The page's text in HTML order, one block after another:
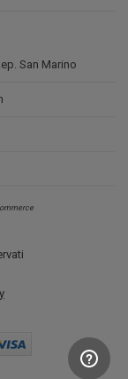
San Marino